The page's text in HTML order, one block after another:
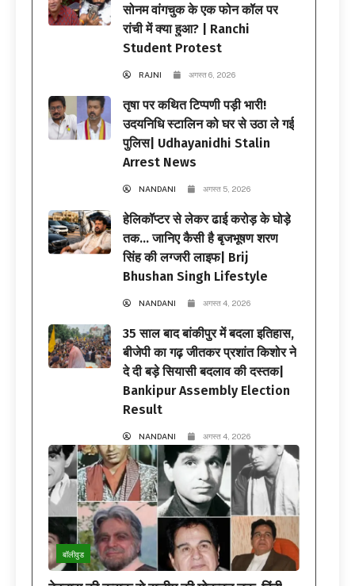
सोनम वांगचुक के एक फोन कॉल पर
रांची में क्या हुआ? | Ranchi
Student Protest
RAJNI अगस्त 6, 2026
तृषा पर कथित टिप्पणी पड़ी भारी!
उदयनिधि स्टालिन को घर से उठा ले गई
पुलिस| Udhayanidhi Stalin
Arrest News
NANDANI अगस्त 5, 2026
हेलिकॉप्टर से लेकर ढाई करोड़ के घोड़े
तक… जानिए कैसी है बृजभूषण शरण
सिंह की लग्जरी लाइफ| Brij
Bhushan Singh Lifestyle
NANDANI अगस्त 4, 2026
35 साल बाद बांकीपुर में बदला इतिहास,
बीजेपी का गढ़ जीतकर प्रशांत किशोर ने
दे दी बड़े सियासी बदलाव की दस्तक|
Bankipur Assembly Election
Result
NANDANI अगस्त 4, 2026
बॉलीवुड